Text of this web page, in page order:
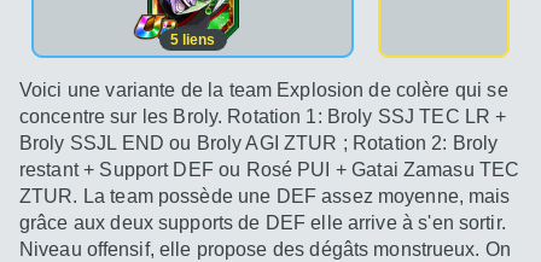
5 liens
Voici une variante de la team Explosion de colère qui se
concentre sur les Broly. Rotation 1: Broly SSJ TEC LR +
Broly SSJL END ou Broly AGI ZTUR ; Rotation 2: Broly
restant + Support DEF ou Rosé PUI + Gatai Zamasu TEC
ZTUR. La team possède une DEF assez moyenne, mais
grâce aux deux supports de DEF elle arrive à s'en sortir.
Niveau offensif, elle propose des dégâts monstrueux. On